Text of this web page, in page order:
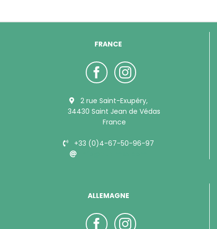
FRANCE
2 rue Saint-Exupéry,
34430 Saint Jean de Védas
France
+33 (0)4-67-50-96-97
ALLEMAGNE